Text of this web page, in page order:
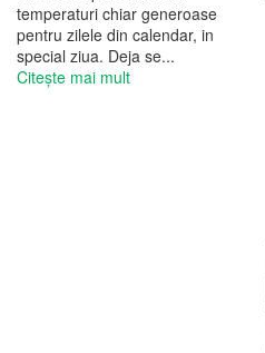
temperaturi chiar generoase
pentru zilele din calendar, in
special ziua. Deja se...
Citește mai mult